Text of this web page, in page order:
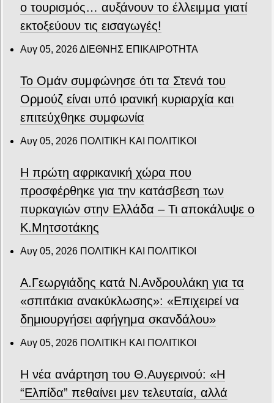
ο τουρισμός… αυξάνουν το έλλειμμα γιατί
εκτοξεύουν τις εισαγωγές!
Αυγ 05, 2026ΔΙΕΘΝΗΣ ΕΠΙΚΑΙΡΟΤΗΤΑ
Το Ομάν συμφώνησε ότι τα Στενά του
Ορμούζ είναι υπό ιρανική κυριαρχία και
επιτεύχθηκε συμφωνία
Αυγ 05, 2026 ΠΟΛΙΤΙΚΗ ΚΑΙ ΠΟΛΙΤΙΚΟΙ
Η πρώτη αφρικανική χώρα που
προσφέρθηκε για την κατάσβεση των
πυρκαγιών στην Ελλάδα – Τι αποκάλυψε ο
Κ.Μητσοτάκης
Αυγ 05, 2026 ΠΟΛΙΤΙΚΗ ΚΑΙ ΠΟΛΙΤΙΚΟΙ
Α.Γεωργιάδης κατά Ν.Ανδρουλάκη για τα
«σπιτάκια ανακύκλωσης»: «Επιχειρεί να
δημιουργήσει αφήγημα σκανδάλου»
Αυγ 05, 2026 ΠΟΛΙΤΙΚΗ ΚΑΙ ΠΟΛΙΤΙΚΟΙ
Η νέα ανάρτηση του Θ.Αυγερινού: «Η
“Ελπίδα” πεθαίνει μεν τελευταία, αλλά